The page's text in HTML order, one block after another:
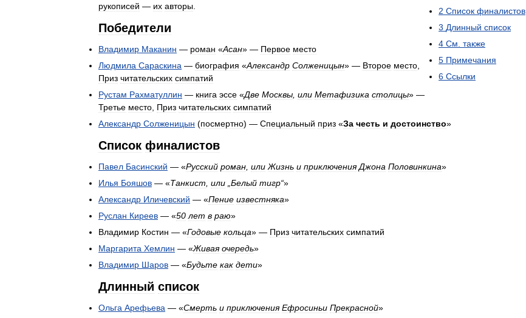
2 Список финалистов
3 Длинный список
4 См также
5 Примечания
6 Ссылки
рукописей — их авторы
Победители
Владимир Маканин — роман «Асан» — Первое место
Людмила Сараскина — биография «Александр Солженицын» — Второе место
Приз читательских симпатий
Рустам Рахматуллин — книга эссе «Две Москвы или Метафизика столицы» —
Третье место Приз читательских симпатий
Александр Солженицын (посмертно) — Специальный приз «За честь и достоинство»
Список финалистов
Павел Басинский — «Русский роман или Жизнь и приключения Джона Половинкина»
Илья Бояшов — «Танкист или Белый тигр“»
Александр Иличевский — «Пение известняка»
Руслан Киреев — «50 лет в раю»
Владимир Костин — «Годовые кольца» — Приз читательских симпатий
Маргарита Хемлин — «Живая очередь»
Владимир Шаров — «Будьте как дети»
Длинный список
Ольга Арефьева — «Смерть и приключения Ефросиньи Прекрасной»